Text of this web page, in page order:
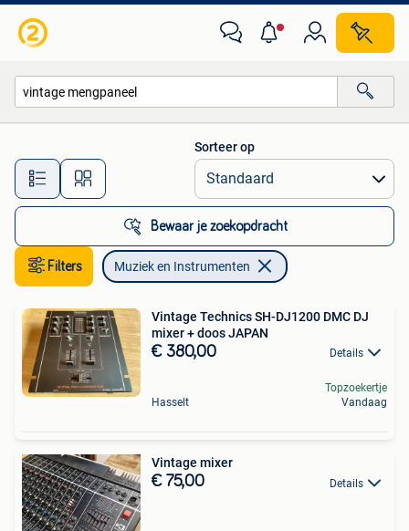
Alle afstanden…
Sorteer op
Bewaar je zoekopdracht
Filters Muziek en Instrumenten
Vintage Technics SH-DJ1200 DMC DJ
mixer + doos JAPAN
€ 380,00 Details
Hasselt
Topzoekertje
Vandaag
Vintage mixer
€ 75,00 Details